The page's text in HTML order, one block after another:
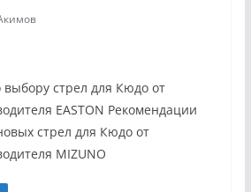
стрел для Кюдо от
EASTON Рекомендации
стрел для Кюдо от
MIZUNO